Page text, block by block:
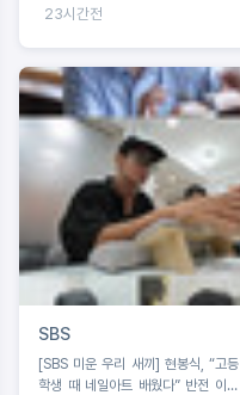
영 첫날 포기 선언
23시간전
SBS
[SBS 미운 우리 새끼] 현봉식, “고등
학생 때 네일아트 배웠다” 반전 이력